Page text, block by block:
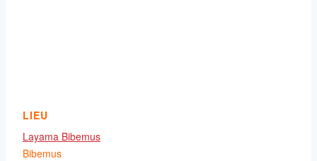
LIEU
Layama Bibemus
Bibemus